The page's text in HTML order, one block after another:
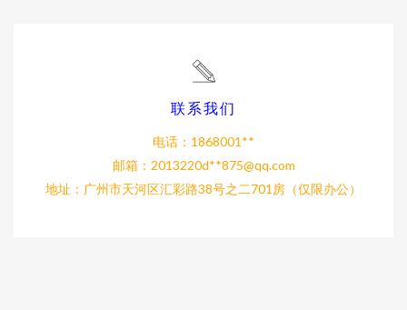
联系我们
电话：1868001**
邮箱：2013220d**875@qq.com
地址：广州市天河区汇彩路38号之二701房（仅限办公）